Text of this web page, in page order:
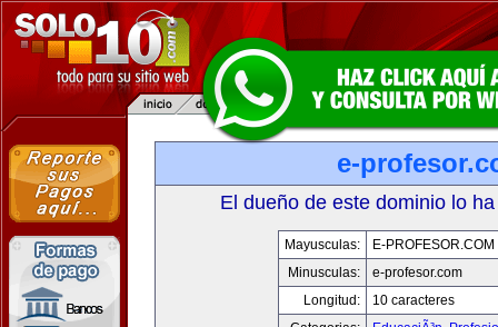
e-
El dueño de este dominio lo
Mayusculas:
E-PROFESOR.COM
Minusculas:
e-profesor.com
Longitud:
10 caracteres